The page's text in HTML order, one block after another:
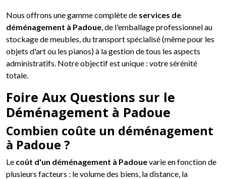
Nous offrons une gamme complète de services de
déménagement à Padoue, de l'emballage professionnel au
stockage de meubles, du transport spécialisé (même pour les
objets d'art ou les pianos) à la gestion de tous les aspects
administratifs. Notre objectif est unique : votre sérénité
totale.
Foire Aux Questions sur le
Déménagement à Padoue
Combien coûte un déménagement
à Padoue ?
Le coût d'un déménagement à Padouevarie en fonction de
plusieurs facteurs : le volume des biens, la distance, la